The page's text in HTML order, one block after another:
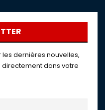
dernières nouvelles,
dans votre